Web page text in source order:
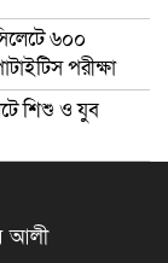
৬০০
পরীক্ষা
শিশু ও যুব
আলী